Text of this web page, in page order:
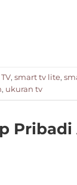
, smart tv lite,
, ukuran tv
Pribadi